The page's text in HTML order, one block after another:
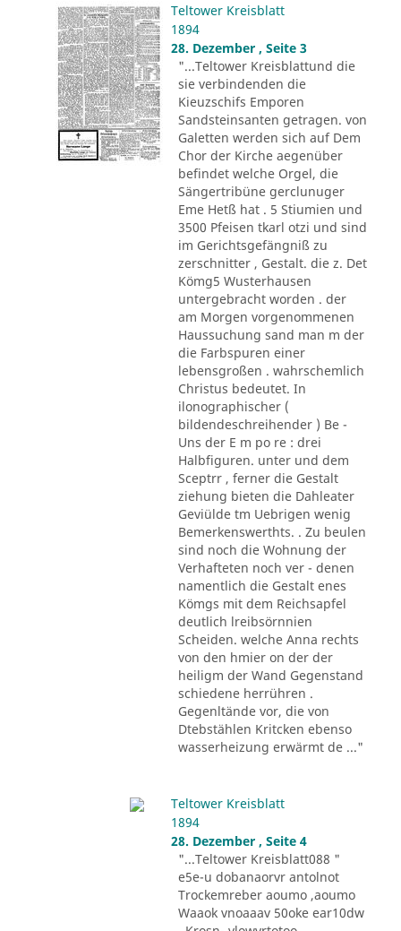
Teltower Kreisblatt
1894
28. Dezember , Seite 3
"...Teltower Kreisblattund die
sie verbindenden die
Kieuzschifs Emporen
Sandsteinsanten getragen. von
Galetten werden sich auf Dem
Chor der Kirche aegenüber
befindet welche Orgel, die
Sängertribüne gerclunuger
Eme Hetß hat . 5 Stiumien und
3500 Pfeisen tkarl otzi und sind
im Gerichtsgefängniß zu
zerschnitter , Gestalt. die z. Det
Kömg5 Wusterhausen
untergebracht worden . der
am Morgen vorgenommenen
Haussuchung sand man m der
die Farbspuren einer
lebensgroßen . wahrschemlich
Christus bedeutet. In
ilonographischer (
bildendeschreihender ) Be -
Uns der E m po re : drei
Halbfiguren. unter und dem
Sceptrr , ferner die Gestalt
ziehung bieten die Dahleater
Geviülde tm Uebrigen wenig
Bemerkenswerthts. . Zu beulen
sind noch die Wohnung der
Verhafteten noch ver - denen
namentlich die Gestalt enes
Kömgs mit dem Reichsapfel
deutlich lreibsörnnien
Scheiden. welche Anna rechts
von den hmier on der der
heiligm der Wand Gegenstand
schiedene herrühren .
Gegenltände vor, die von
Dtebstählen Kritcken ebenso
wasserheizung erwärmt de ..."
Teltower Kreisblatt
1894
28. Dezember , Seite 4
"...Teltower Kreisblatt088 "
e5e-u dobanaorvr antolnot
Trockemreber aoumo ,aoumo
Waaok vnoaaav 50oke ear10dw